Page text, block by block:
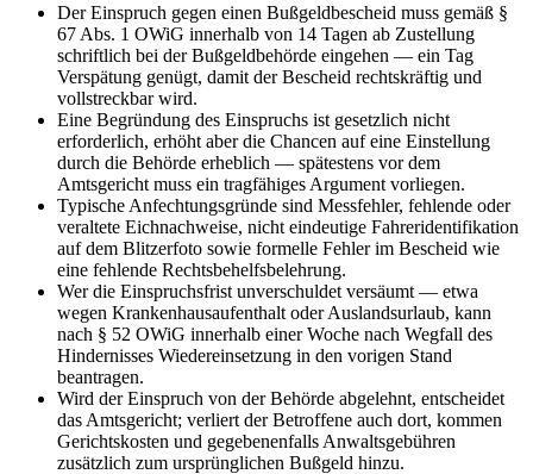
Der Einspruch gegen einen Bußgeldbescheid muss gemäß §
67 Abs. 1 OWiG innerhalb von 14 Tagen ab Zustellung
schriftlich bei der Bußgeldbehörde eingehen — ein Tag
Verspätung genügt, damit der Bescheid rechtskräftig und
vollstreckbar wird.
Eine Begründung des Einspruchs ist gesetzlich nicht
erforderlich, erhöht aber die Chancen auf eine Einstellung
durch die Behörde erheblich — spätestens vor dem
Amtsgericht muss ein tragfähiges Argument vorliegen.
Typische Anfechtungsgründe sind Messfehler, fehlende oder
veraltete Eichnachweise, nicht eindeutige Fahreridentifikation
auf dem Blitzerfoto sowie formelle Fehler im Bescheid wie
eine fehlende Rechtsbehelfsbelehrung.
Wer die Einspruchsfrist unverschuldet versäumt — etwa
wegen Krankenhausaufenthalt oder Auslandsurlaub, kann
nach § 52 OWiG innerhalb einer Woche nach Wegfall des
Hindernisses Wiedereinsetzung in den vorigen Stand
beantragen.
Wird der Einspruch von der Behörde abgelehnt, entscheidet
das Amtsgericht; verliert der Betroffene auch dort, kommen
Gerichtskosten und gegebenenfalls Anwaltsgebühren
zusätzlich zum ursprünglichen Bußgeld hinzu.